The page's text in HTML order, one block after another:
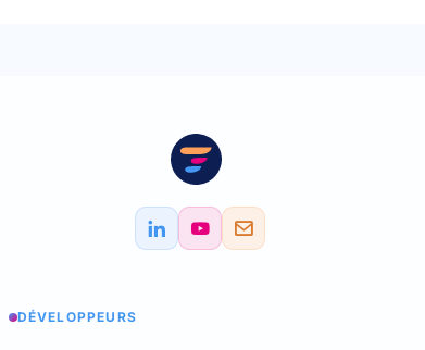
DÉVELOPPEURS